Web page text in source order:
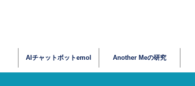
AIチャットボットemol Another Meの研究